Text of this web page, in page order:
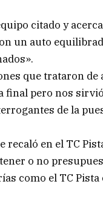
citado y
un auto
que trataron
final pero nos
de la
en el TC
o no
como el TC